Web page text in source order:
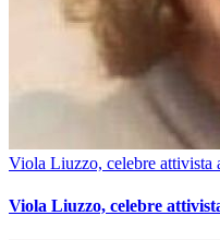
Viola Liuzzo, celebre
Viola Liuzzo, celebre